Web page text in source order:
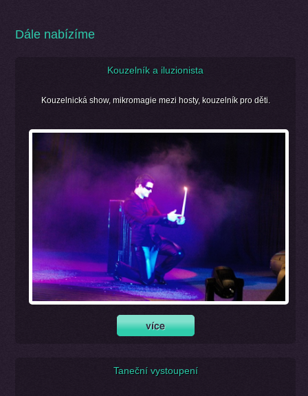
Dále nabízíme
Kouzelník a iluzionista
Kouzelnická show, mikromagie mezi hosty, kouzelník pro děti.
Taneční vystoupení